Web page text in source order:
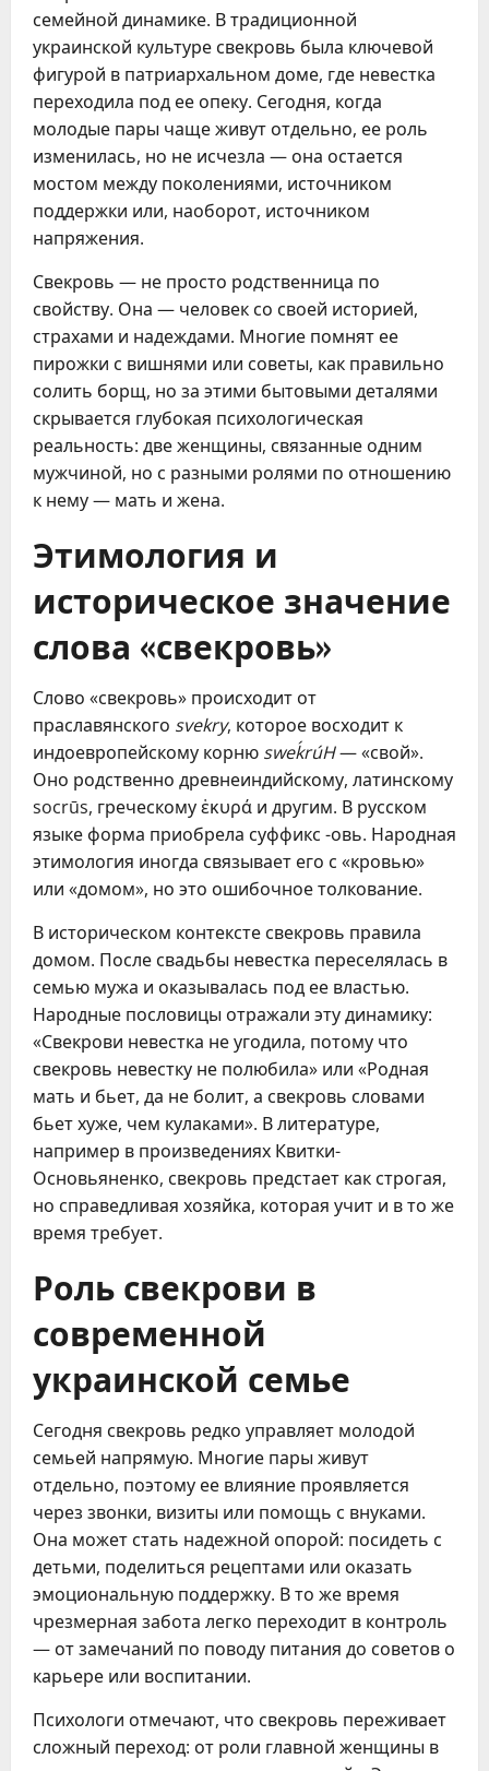
семейной динамике. В традиционной
украинской культуре свекровь была ключевой
фигурой в патриархальном доме, где невестка
переходила под ее опеку. Сегодня, когда
молодые пары чаще живут отдельно, ее роль
изменилась, но не исчезла — она остается
мостом между поколениями, источником
поддержки или, наоборот, источником
напряжения.
Свекровь — не просто родственница по
свойству. Она — человек со своей историей,
страхами и надеждами. Многие помнят ее
пирожки с вишнями или советы, как правильно
солить борщ, но за этими бытовыми деталями
скрывается глубокая психологическая
реальность: две женщины, связанные одним
мужчиной, но с разными ролями по отношению
к нему — мать и жена.
Этимология и
историческое значение
слова «свекровь»
Слово «свекровь» происходит от
праславянского svekry, которое восходит к
индоевропейскому корню sweḱrúH— «свой».
Оно родственно древнеиндийскому, латинскому
socrūs, греческому ἑκυρά и другим. В русском
языке форма приобрела суффикс -овь. Народная
этимология иногда связывает его с «кровью»
или «домом», но это ошибочное толкование.
В историческом контексте свекровь правила
домом. После свадьбы невестка переселялась в
семью мужа и оказывалась под ее властью.
Народные пословицы отражали эту динамику:
«Свекрови невестка не угодила, потому что
свекровь невестку не полюбила» или «Родная
мать и бьет, да не болит, а свекровь словами
бьет хуже, чем кулаками». В литературе,
например в произведениях Квитки-
Основьяненко, свекровь предстает как строгая,
но справедливая хозяйка, которая учит и в то же
время требует.
Роль свекрови в
современной
украинской семье
Сегодня свекровь редко управляет молодой
семьей напрямую. Многие пары живут
отдельно, поэтому ее влияние проявляется
через звонки, визиты или помощь с внуками.
Она может стать надежной опорой: посидеть с
детьми, поделиться рецептами или оказать
эмоциональную поддержку. В то же время
чрезмерная забота легко переходит в контроль
— от замечаний по поводу питания до советов о
карьере или воспитании.
Психологи отмечают, что свекровь переживает
сложный переход: от роли главной женщины в